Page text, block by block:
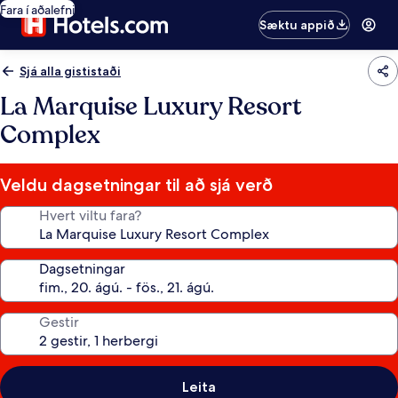
Fara í aðalefni
Sæktu appið
Sjá alla gististaði
La Marquise Luxury Resort
Complex
Veldu dagsetningar til að sjá verð
Hvert viltu fara?
Dagsetningar
Gestir
Leita